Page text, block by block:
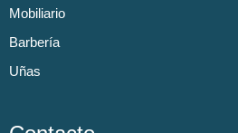
Mobiliario
Barbería
Uñas